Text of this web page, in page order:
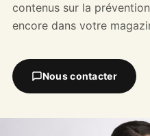
contenus sur la
encore dans votre
Nous contacter